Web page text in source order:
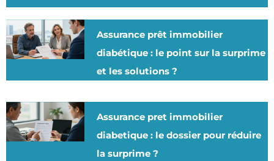
Assurance prêt immobilier
diabétique : le point sur la surprime
et les solutions ?
Assurance pret immobilier
diabetique : le dossier pour réduire
la surprime ?